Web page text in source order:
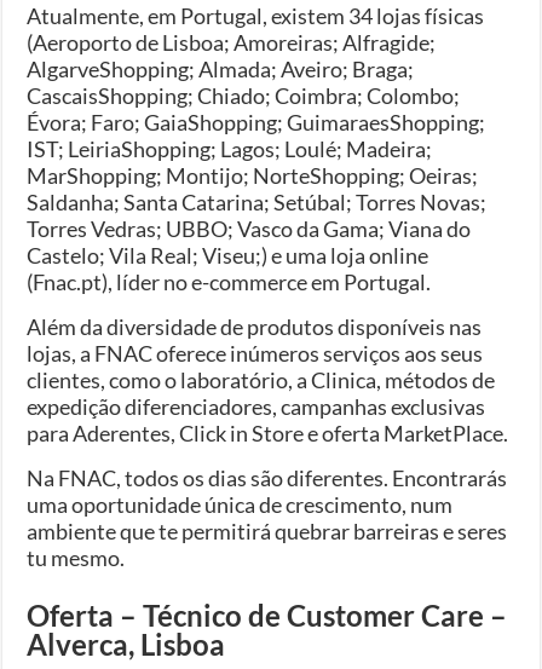
Atualmente, em Portugal, existem 34 lojas físicas
(Aeroporto de Lisboa; Amoreiras; Alfragide;
AlgarveShopping; Almada; Aveiro; Braga;
CascaisShopping; Chiado; Coimbra; Colombo;
Évora; Faro; GaiaShopping; GuimaraesShopping;
IST; LeiriaShopping; Lagos; Loulé; Madeira;
MarShopping; Montijo; NorteShopping; Oeiras;
Saldanha; Santa Catarina; Setúbal; Torres Novas;
Torres Vedras; UBBO; Vasco da Gama; Viana do
Castelo; Vila Real; Viseu;) e uma loja online
(Fnac.pt), líder no e-commerce em Portugal.
Além da diversidade de produtos disponíveis nas
lojas, a FNAC oferece inúmeros serviços aos seus
clientes, como o laboratório, a Clinica, métodos de
expedição diferenciadores, campanhas exclusivas
para Aderentes, Click in Store e oferta MarketPlace.
Na FNAC, todos os dias são diferentes. Encontrarás
uma oportunidade única de crescimento, num
ambiente que te permitirá quebrar barreiras e seres
tu mesmo.
Oferta – Técnico de Customer Care –
Alverca, Lisboa